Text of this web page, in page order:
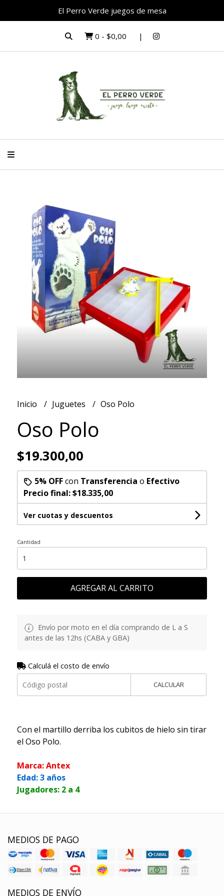
El Perro Verde juegos de mesa
0 - $0,00
Inicio Juguetes Oso Polo
Oso Polo
$19.300,00
5% OFFcon Transferencia o Efectivo
Precio final:$18.335,00
Ver cuotas y descuentos
Cantidad
AGREGAR AL CARRITO
Envío por moto en el día comprando de L a S
antes de las 12hs (CABA y GBA)
Calculá el costo de envío
CALCULAR
Con el martillo derriba los cubitos de hielo sin tirar
el Oso Polo.
Marca: Antex
Edad: 3 años
Jugadores: 2 a 4
MEDIOS DE PAGO
MEDIOS DE ENVÍO